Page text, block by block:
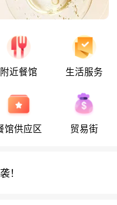
附近餐馆 生活服务
馆供应区 贸易街
！
！